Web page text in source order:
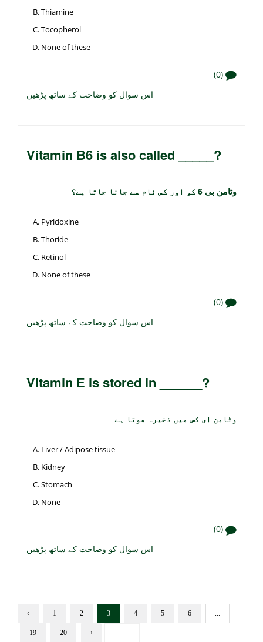
Thiamine
Tocopherol
None of these
(0)
اس سوال کو وضاحت کے ساتھ پڑھیں
Vitamin B6 is also called _____?
وٹامن بی 6 کو اور کس نام سے جانا جاتا ہے؟
Pyridoxine
Thoride
Retinol
None of these
(0)
اس سوال کو وضاحت کے ساتھ پڑھیں
Vitamin E is stored in ______?
وٹامن ای کس میں ذخیرہ ھوتا ہے
Liver / Adipose tissue
Kidney
Stomach
None
(0)
اس سوال کو وضاحت کے ساتھ پڑھیں
‹ 1 2 3 4 5 6 ...
19 20 ›